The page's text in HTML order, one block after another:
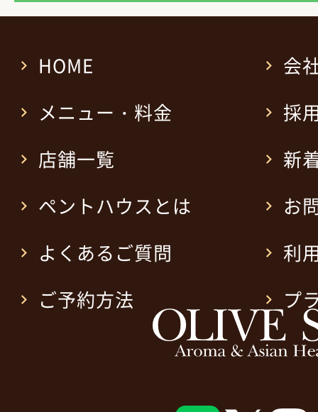
HOME
メニュー・料金
店舗一覧
ペントハウスとは
よくあるご質問
ご予約方法
会
採
新
お
利
プ